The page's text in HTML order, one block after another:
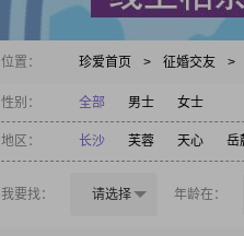
位置： 珍爱首页 > 征婚交友 >
性别： 全部 男士 女士
地区： 长沙 芙蓉 天心 岳
我要找： 请选择 年龄在：